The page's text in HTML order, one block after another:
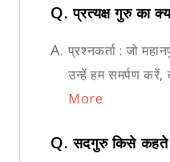
Q.प्रत्यक्ष गुरु का
A. प्रश्नकर्ता : जो
उन्हें हम समर्पण करें,
More
Q.सदगुरु किसे कहते